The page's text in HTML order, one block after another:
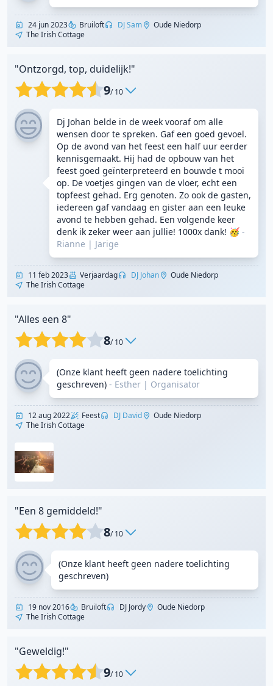
24 jun 2023 Bruiloft DJ Sam
Oude Niedorp
The Irish Cottage
"Ontzorgd, top, duidelijk!"
9/ 10
Dj Johan belde in de week vooraf om alle
wensen door te spreken. Gaf een goed gevoel.
Op de avond van het feest een half uur eerder
kennisgemaakt. Hij had de opbouw van het
feest goed geïnterpreteerd en bouwde t mooi
op. De voetjes gingen van de vloer, echt een
topfeest gehad. Erg genoten. Zo ook de gasten,
iedereen gaf vandaag en gister aan een leuke
avond te hebben gehad. Een volgende keer
denk ik zeker weer aan jullie! 1000x dank! 🥳 -
Rianne | Jarige
11 feb 2023 Verjaardag DJ Johan
Oude Niedorp
The Irish Cottage
"Alles een 8"
8/ 10
(Onze klant heeft geen nadere toelichting
geschreven) - Esther | Organisator
12 aug 2022 Feest DJ David
Oude Niedorp
The Irish Cottage
"Een 8 gemiddeld!"
8/ 10
(Onze klant heeft geen nadere toelichting
geschreven)
19 nov 2016 Bruiloft DJ Jordy
Oude Niedorp
The Irish Cottage
"Geweldig!"
9/ 10